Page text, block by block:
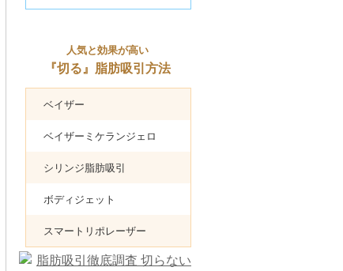
人気と効果が高い
『切る』脂肪吸引方法
ベイザー
ベイザーミケランジェロ
シリンジ脂肪吸引
ボディジェット
スマートリポレーザー